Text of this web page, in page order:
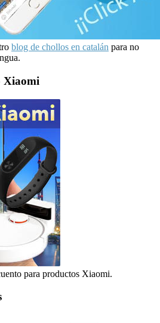
blog de chollos en catalán para no
Xiaomi
para productos Xiaomi.